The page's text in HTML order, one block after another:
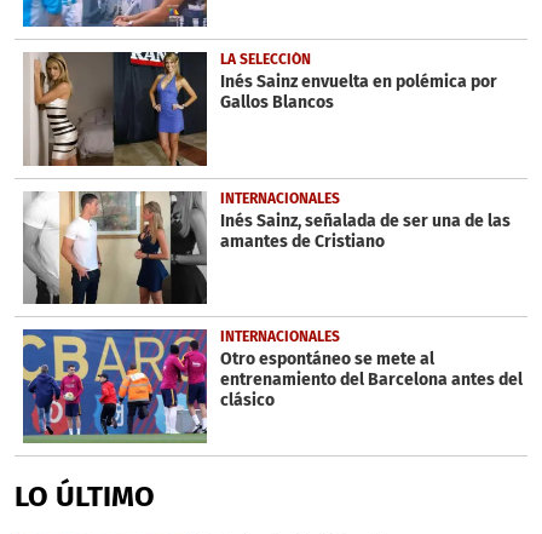
LA SELECCIÓN
Inés Sainz envuelta en polémica por
Gallos Blancos
INTERNACIONALES
Inés Sainz, señalada de ser una de las
amantes de Cristiano
INTERNACIONALES
Otro espontáneo se mete al
entrenamiento del Barcelona antes del
clásico
LO ÚLTIMO